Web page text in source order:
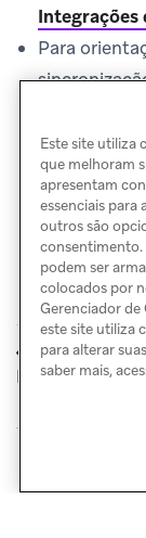
Integrações
Para
Práticas
nuvem.
ANTERIOR
práticas
©
Este site utiliza
que melhoram
apresentam
essenciais para
outros são
consentimento.
podem ser
colocados por
Gerenciador de
este site utiliza
para alterar
saber mais,